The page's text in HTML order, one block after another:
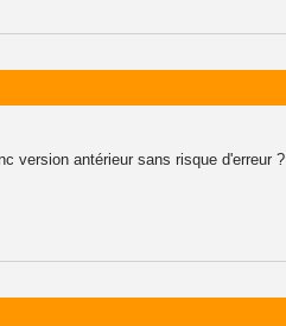
version antérieur sans risque d'erreur ?